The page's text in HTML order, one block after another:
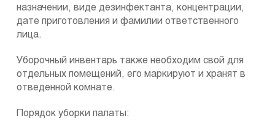
назначении, виде дезинфектанта, концентрации,
дате приготовления и фамилии ответственного
лица.
Уборочный инвентарь также необходим свой для
отдельных помещений, его маркируют и хранят в
отведенной комнате.
Порядок уборки палаты: